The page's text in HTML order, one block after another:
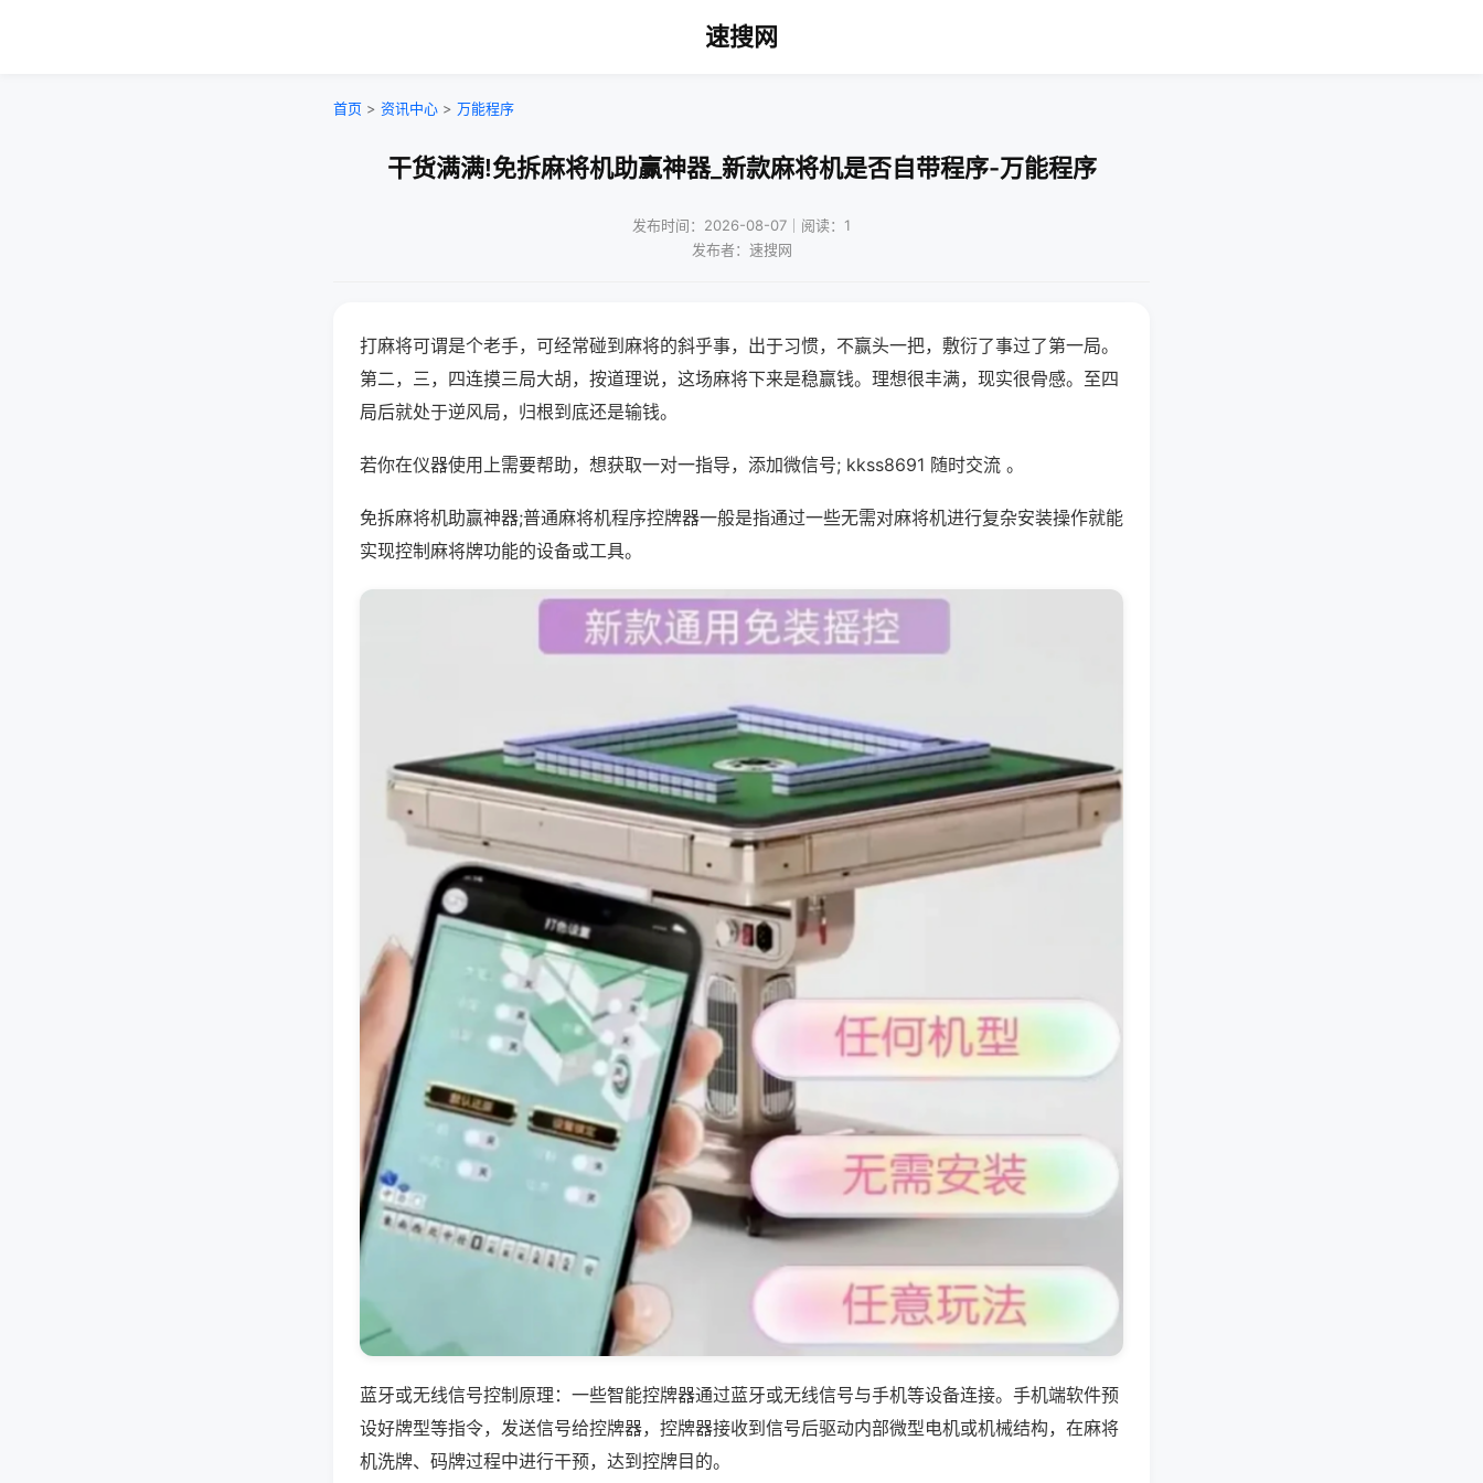
速搜网
首页 > 资讯中心 > 万能程序
干货满满!免拆麻将机助赢神器_新款麻将机是否自带程序-万能程序
发布时间：2026-08-07｜阅读：1
发布者：速搜网
打麻将可谓是个老手，可经常碰到麻将的斜乎事，出于习惯，不赢头一把，敷衍了事过了第一局。
第二，三，四连摸三局大胡，按道理说，这场麻将下来是稳赢钱。理想很丰满，现实很骨感。至四
局后就处于逆风局，归根到底还是输钱。
若你在仪器使用上需要帮助，想获取一对一指导，添加微信号; kkss8691 随时交流 。
免拆麻将机助赢神器;普通麻将机程序控牌器一般是指通过一些无需对麻将机进行复杂安装操作就能
实现控制麻将牌功能的设备或工具。
蓝牙或无线信号控制原理：一些智能控牌器通过蓝牙或无线信号与手机等设备连接。手机端软件预
设好牌型等指令，发送信号给控牌器，控牌器接收到信号后驱动内部微型电机或机械结构，在麻将
机洗牌、码牌过程中进行干预，达到控牌目的。